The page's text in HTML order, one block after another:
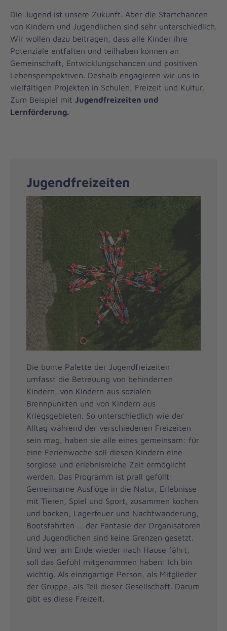
Die Jugend ist unsere Zukunft. Aber die Startchancen
von Kindern und Jugendlichen sind sehr unterschiedlich.
Wir wollen dazu beitragen, dass alle Kinder ihre
Potenziale entfalten und teilhaben können an
Gemeinschaft, Entwicklungschancen und positiven
Lebensperspektiven. Deshalb engagieren wir uns in
vielfältigen Projekten in Schulen, Freizeit und Kultur.
Zum Beispiel mit Jugendfreizeiten und
Lernförderung.
Jugendfreizeiten
Die bunte Palette der Jugendfreizeiten
umfasst die Betreuung von behinderten
Kindern, von Kindern aus sozialen
Brennpunkten und von Kindern aus
Kriegsgebieten. So unterschiedlich wie der
Alltag während der verschiedenen Freizeiten
sein mag, haben sie alle eines gemeinsam: für
eine Ferienwoche soll diesen Kindern eine
sorglose und erlebnisreiche Zeit ermöglicht
werden. Das Programm ist prall gefüllt:
Gemeinsame Ausflüge in die Natur, Erlebnisse
mit Tieren, Spiel und Sport, zusammen kochen
und backen, Lagerfeuer und Nachtwanderung,
Bootsfahrten … der Fantasie der Organisatoren
und Jugendlichen sind keine Grenzen gesetzt.
Und wer am Ende wieder nach Hause fährt,
soll das Gefühl mitgenommen haben: Ich bin
wichtig. Als einzigartige Person, als Mitglieder
der Gruppe, als Teil dieser Gesellschaft. Darum
gibt es diese Freizeit.